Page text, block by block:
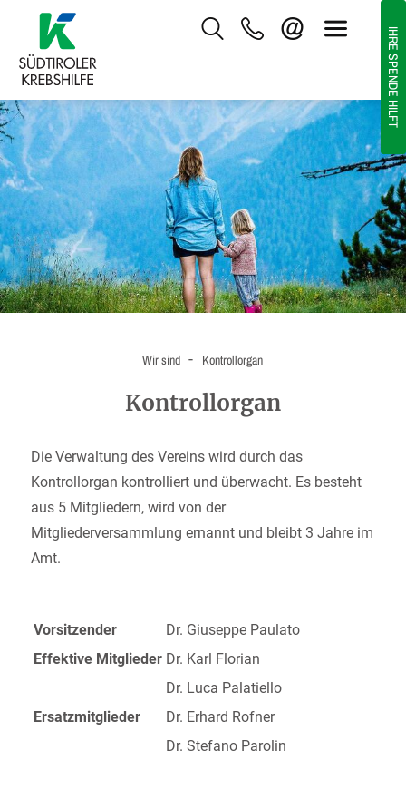
IHRE SPENDE HILFT
Wir sind - Kontrollorgan
Kontrollorgan
Die Verwaltung des Vereins wird durch das
Kontrollorgan kontrolliert und überwacht. Es besteht
aus 5 Mitgliedern, wird von der
Mitgliederversammlung ernannt und bleibt 3 Jahre im
Amt.
Vorsitzender
Dr. Giuseppe Paulato
Effektive Mitglieder Dr. Karl Florian
Dr. Luca Palatiello
Ersatzmitglieder
Dr. Erhard Rofner
Dr. Stefano Parolin